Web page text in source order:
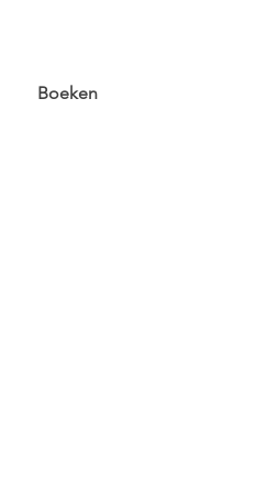
Boeken